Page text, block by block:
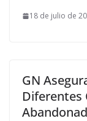
18 de julio de
GN
Diferentes